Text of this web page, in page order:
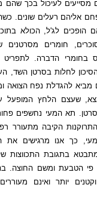
לעיכול בכך שהם
אליהם רעלים שונים.
הופכים לג'ל, הכולא
חומרים מסרטנים
בחומרי הדברה.
לחלות בסרטן השד,
מביא להגדלת נפח הצואה
שעצם הלחץ המופעל
תא המעי נחשפים
הקיבה מתעורר
כך אנו מרגישים את
בתגובת התכווצות
פי הטבעת ומשם החוצה.
יותר ואינם